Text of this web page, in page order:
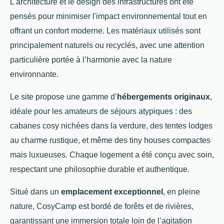
pensés pour minimiser l'impact environnemental tout en
offrant un confort moderne. Les matériaux utilisés sont
principalement naturels ou recyclés, avec une attention
particulière portée à l’harmonie avec la nature
environnante.
Le site propose une gamme d’ hébergements originaux,
idéale pour les amateurs de séjours atypiques : des
cabanes cosy nichées dans la verdure, des tentes lodges
au charme rustique, et même des tiny houses compactes
mais luxueuses. Chaque logement a été conçu avec soin,
respectant une philosophie durable et authentique.
Situé dans un emplacement exceptionnel , en pleine
nature, CosyCamp est bordé de forêts et de rivières,
garantissant une immersion totale loin de l’agitation